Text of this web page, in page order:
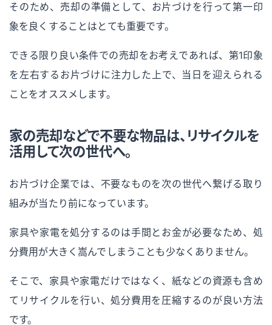
そのため、売却の準備として、お片づけを行って第一印
象を良くすることはとても重要です。
できる限り良い条件での売却をお考えであれば、第1印象
を左右するお片づけに注力した上で、当日を迎えられる
ことをオススメします。
家の売却などで不要な物品は、リサイクルを
活用して次の世代へ。
お片づけ企業では、不要なものを次の世代へ繋げる取り
組みが当たり前になっています。
家具や家電を処分するのは手間とお金が必要なため、処
分費用が大きく嵩んでしまうことも少なくありません。
そこで、家具や家電だけではなく、紙などの資源も含め
てリサイクルを行い、処分費用を圧縮するのが良い方法
です。